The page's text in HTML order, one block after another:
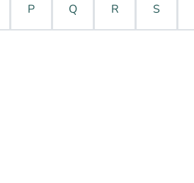
P Q R S